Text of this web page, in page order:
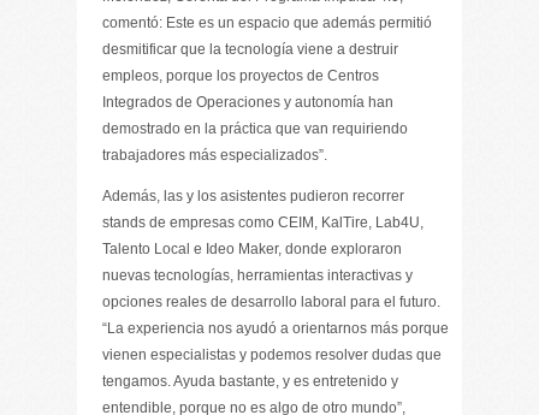
comentó: Este es un espacio que además permitió
desmitificar que la tecnología viene a destruir
empleos, porque los proyectos de Centros
Integrados de Operaciones y autonomía han
demostrado en la práctica que van requiriendo
trabajadores más especializados”.
Además, las y los asistentes pudieron recorrer
stands de empresas como CEIM, KalTire, Lab4U,
Talento Local e Ideo Maker, donde exploraron
nuevas tecnologías, herramientas interactivas y
opciones reales de desarrollo laboral para el futuro.
“La experiencia nos ayudó a orientarnos más porque
vienen especialistas y podemos resolver dudas que
tengamos. Ayuda bastante, y es entretenido y
entendible, porque no es algo de otro mundo”,